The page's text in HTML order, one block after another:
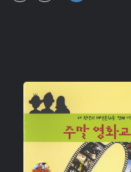
유형 :
소장 :